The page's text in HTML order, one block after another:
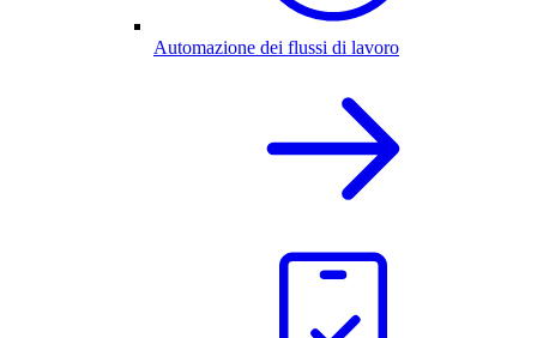
Automazione dei flussi di lavoro